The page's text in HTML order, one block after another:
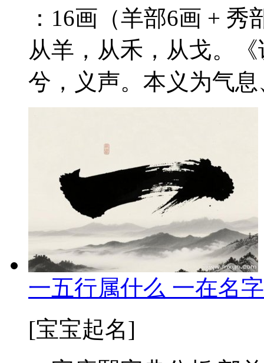
：16画（羊部6画 +
从羊，从禾，从戈。
兮，义声。本义为气
一五行属什么 一在名
[宝宝起名]